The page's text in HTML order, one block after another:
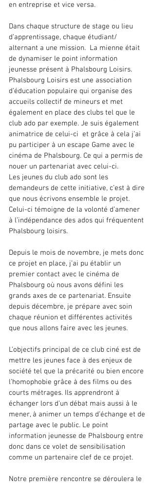
en entreprise et vice versa.
Dans chaque structure de stage ou lieu
d’apprentissage, chaque étudiant/
alternant a une mission.  La mienne était
de dynamiser le point information
jeunesse présent à Phalsbourg Loisirs.
Phalsbourg Loisirs est une association
d’éducation populaire qui organise des
accueils collectif de mineurs et met
également en place des clubs tel que le
club ado par exemple. Je suis également
animatrice de celui-ci  et grâce à cela j’ai
pu participer à un escape Game avec le
cinéma de Phalsbourg. Ce qui a permis de
nouer un partenariat avec celui-ci.
Les jeunes du club ado sont les
demandeurs de cette initiative, c’est à dire
que nous écrivons ensemble le projet.
Celui-ci témoigne de la volonté d’amener
à l’indépendance des ados qui fréquentent
Phalsbourg loisirs.
Depuis le mois de novembre, je mets donc
ce projet en place, j’ai pu établir un
premier contact avec le cinéma de
Phalsbourg où nous avons défini les
grands axes de ce partenariat. Ensuite
depuis décembre, je prépare avec soin
chaque réunion et différentes activités
que nous allons faire avec les jeunes.
L’objectifs principal de ce club ciné est de
mettre les jeunes face à des enjeux de
société tel que la précarité ou bien encore
l’homophobie grâce à des films ou des
courts métrages. Ils apprendront à
échanger lors d’un débat mais aussi à le
mener, à animer un temps d’échange et de
partage avec le public. Le point
information jeunesse de Phalsbourg entre
donc dans ce volet de sensibilisation
comme un partenaire clef de ce projet.
Notre première rencontre se déroulera le